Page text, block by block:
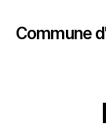
Commune